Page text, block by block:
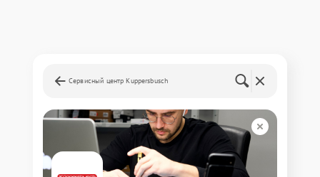
Сервисный центр Kuppersbusch